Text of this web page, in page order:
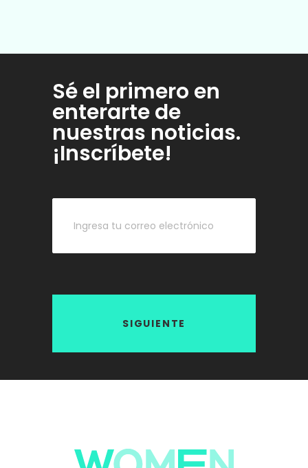
Sé el primero en
enterarte de
nuestras noticias.
¡Inscríbete!
SIGUIENTE